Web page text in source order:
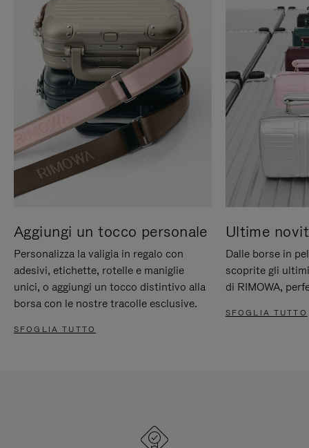
Aggiungi un tocco personale
Personalizza la valigia in regalo con
adesivi, etichette, rotelle e maniglie
unici, o aggiungi un tocco distintivo alla
borsa con le nostre tracolle esclusive.
SFOGLIA TUTTO
Ultime
Dalle borse in
scoprite gli
di RIMOWA,
SFOGLIA TUTTO